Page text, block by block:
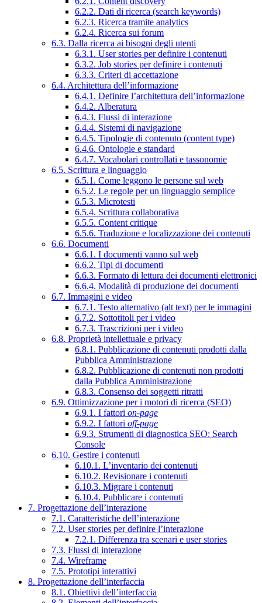
6.2.2. Dati di ricerca (search keywords)
6.2.3. Ricerca tramite analytics
6.2.4. Ricerca sui forum
6.3. Dalla ricerca ai bisogni degli utenti
6.3.1. User stories per definire i contenuti
6.3.2. Job stories per definire i contenuti
6.3.3. Criteri di accettazione
6.4. Architettura dell’informazione
6.4.1. Definire l’architettura dell’informazione
6.4.2. Alberatura
6.4.3. Flussi di interazione
6.4.4. Sistemi di navigazione
6.4.5. Tipologie di contenuto (content type)
6.4.6. Ontologie e standard
6.4.7. Vocabolari controllati e tassonomie
6.5. Scrittura e linguaggio
6.5.1. Come leggono le persone sul web
6.5.2. Le regole per un linguaggio semplice
6.5.3. Microtesti
6.5.4. Scrittura collaborativa
6.5.5. Content critique
6.5.6. Traduzione e localizzazione dei contenuti
6.6. Documenti
6.6.1. I documenti vanno sul web
6.6.2. Tipi di documenti
6.6.3. Formato di lettura dei documenti elettronici
6.6.4. Modalità di produzione dei documenti
6.7. Immagini e video
6.7.1. Testo alternativo (alt text) per le immagini
6.7.2. Sottotitoli per i video
6.7.3. Trascrizioni per i video
6.8. Proprietà intellettuale e privacy
6.8.1. Pubblicazione di contenuti prodotti dalla
Pubblica Amministrazione
6.8.2. Pubblicazione di contenuti non prodotti
dalla Pubblica Amministrazione
6.8.3. Consenso dei soggetti ritratti
6.9. Ottimizzazione per i motori di ricerca (SEO)
6.9.1. I fattori on-page
6.9.2. I fattori off-page
6.9.3. Strumenti di diagnostica SEO: Search
Console
6.10. Gestire i contenuti
6.10.1. L’inventario dei contenuti
6.10.2. Revisionare i contenuti
6.10.3. Migrare i contenuti
6.10.4. Pubblicare i contenuti
7. Progettazione dell’interazione
7.1. Caratteristiche dell’interazione
7.2. User stories per definire l’interazione
7.2.1. Differenza tra scenari e user stories
7.3. Flussi di interazione
7.4. Wireframe
7.5. Prototipi interattivi
8. Progettazione dell’interfaccia
8.1. Obiettivi dell’interfaccia